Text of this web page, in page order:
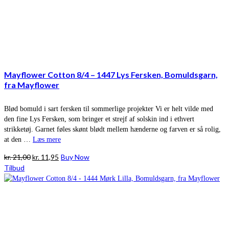
Mayflower Cotton 8/4 – 1447 Lys Fersken, Bomuldsgarn,
fra Mayflower
Blød bomuld i sart fersken til sommerlige projekter Vi er helt vilde med
den fine Lys Fersken, som bringer et strejf af solskin ind i ethvert
strikketøj. Garnet føles skønt blødt mellem hænderne og farven er så rolig,
at den … Læs mere
kr.21,00Den
pris
kr. 11,95 Den
pris
Buy Now
Tilbud